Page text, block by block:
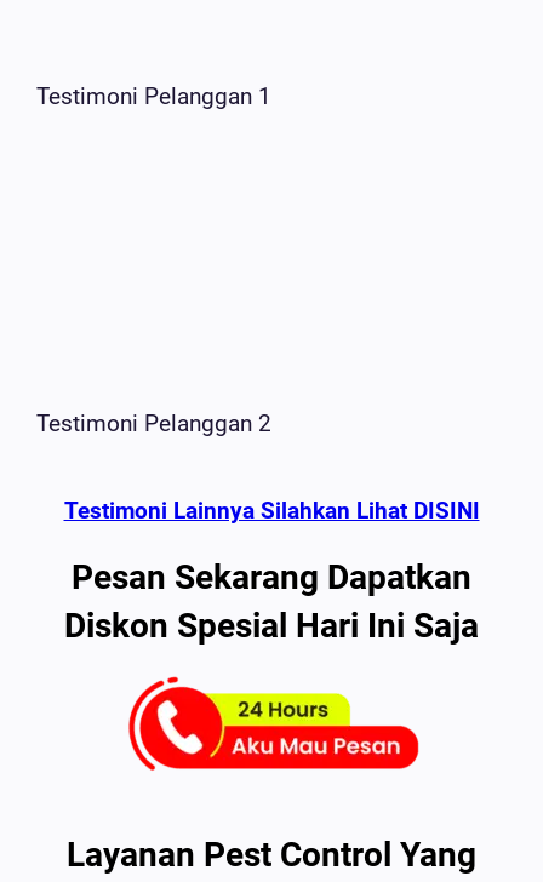
Testimoni Pelanggan 1
Testimoni Pelanggan 2
Testimoni Lainnya Silahkan Lihat DISINI
Pesan Sekarang Dapatkan
Diskon Spesial Hari Ini Saja
Layanan Pest Control Yang